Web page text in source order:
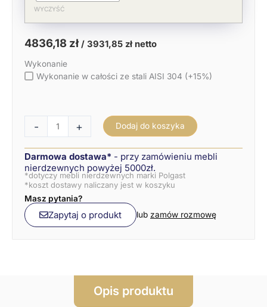
WYCZYŚĆ
4836,18 zł / 3931,85 złnetto
Wykonanie
Wykonanie w całości ze stali AISI 304 (+15%)
- + Dodaj do koszyka
Darmowa dostawa* - przy zamówieniu mebli
nierdzewnych powyżej 5000zł.
*dotyczy mebli nierdzewnych marki Polgast
*koszt dostawy naliczany jest w koszyku
Masz pytania?
Zapytaj o produkt lub zamów rozmowę
Opis produktu